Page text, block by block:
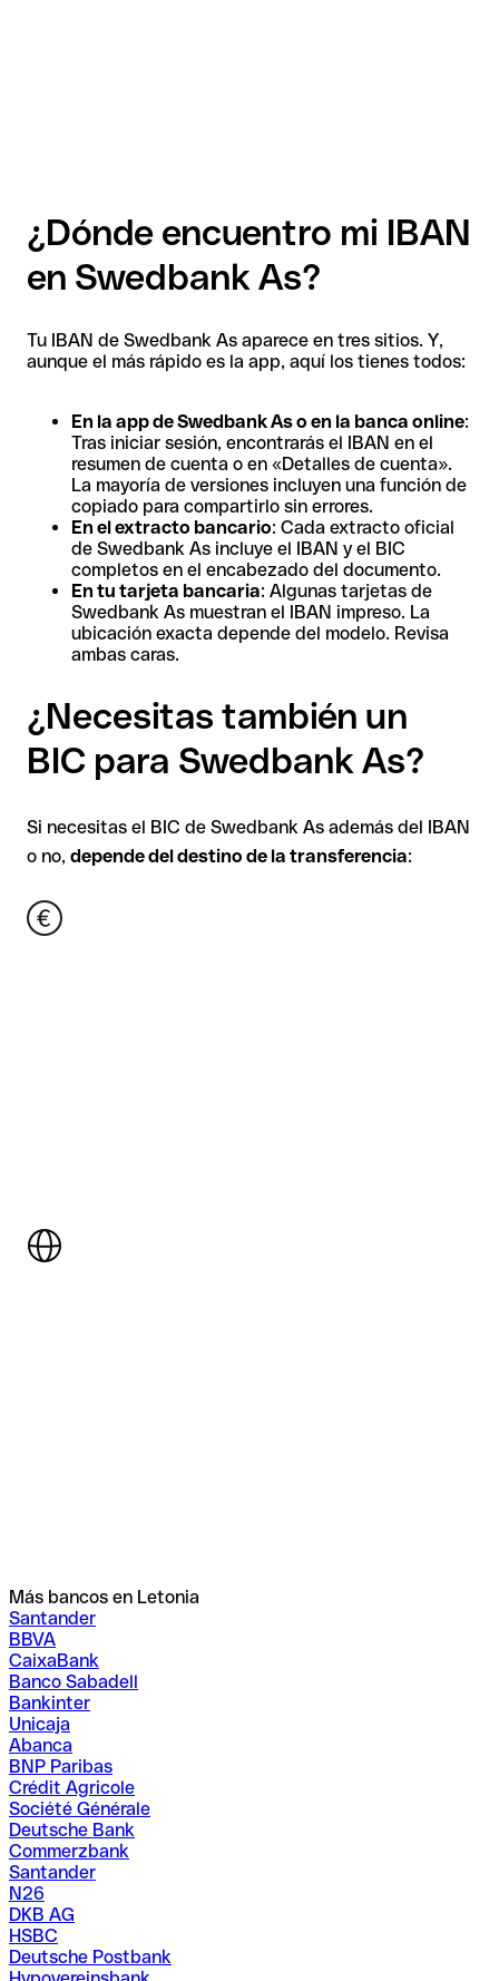
¿Dónde encuentro mi IBAN
en Swedbank As?
Tu IBAN de Swedbank As aparece en tres sitios. Y,
aunque el más rápido es la app, aquí los tienes todos:
En la app de Swedbank As o en la banca online:
Tras iniciar sesión, encontrarás el IBAN en el
resumen de cuenta o en «Detalles de cuenta».
La mayoría de versiones incluyen una función de
copiado para compartirlo sin errores.
En el extracto bancario: Cada extracto oficial
de Swedbank As incluye el IBAN y el BIC
completos en el encabezado del documento.
En tu tarjeta bancaria: Algunas tarjetas de
Swedbank As muestran el IBAN impreso. La
ubicación exacta depende del modelo. Revisa
ambas caras.
¿Necesitas también un
BIC para Swedbank As?
Si necesitas el BIC de Swedbank As además del IBAN
o no, depende del destino de la transferencia:
Más bancos en Letonia
Santander
BBVA
CaixaBank
Banco Sabadell
Bankinter
Unicaja
Abanca
BNP Paribas
Crédit Agricole
Société Générale
Deutsche Bank
Commerzbank
Santander
N26
DKB AG
HSBC
Deutsche Postbank